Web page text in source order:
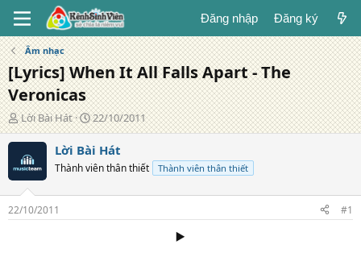
Đăng nhập Đăng ký
Âm nhạc
[Lyrics] When It All Falls Apart - The
Veronicas
T
á
c
g
i
ả
Lời Bài Hát
N
g
à
y
đ
g
22/10/2011
Lời Bài Hát
Thành viên thân thiết Thành viên thân thiết
22/10/2011 #1
▶️